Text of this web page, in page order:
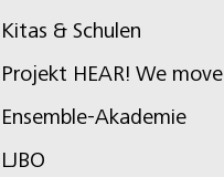
Kitas & Schulen
Projekt HEAR! We move
Ensemble-Akademie
LJBO